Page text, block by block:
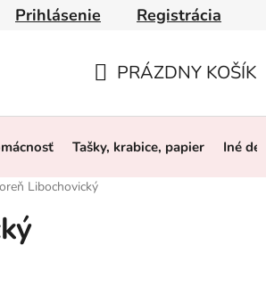
Ochrana osobných údajov
Prihlásenie Registrácia
KOŠÍK
PRÁZDNY KOŠÍK
Tašky, krabice, papier Iné
Libochovický